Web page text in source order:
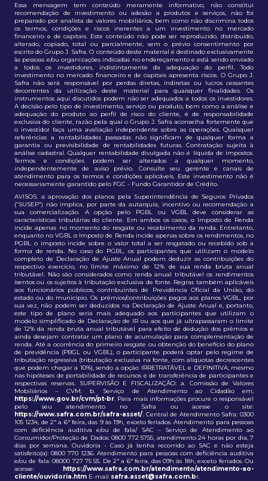
Essa mensagem tem conteúdo meramente informativo, não constitui
recomendação de investimento ou adesão a produtos e serviços, não foi
preparado por analista de valores mobiliários, bem como não discrimina todos
os termos, condições e riscos inerentes a um investimento no mercado
financeiro e de capitais. Este conteúdo não pode ser reproduzido, distribuído,
alterado, copiado, total ou parcialmente, sem o prévio consentimento por
escrito do Grupo J. Safra. O conteúdo deste material é destinado exclusivamente
às pessoas e/ou organizações indicadas no endereçamento e está sendo enviado
a todos os investidores, indistintamente da adequação do perfil. Todo
investimento no mercado financeiro e de capitais apresenta riscos. O Grupo J.
Safra não será responsável por perdas diretas, indiretas ou lucros cessantes
decorrentes da utilização deste material para quaisquer finalidades. Os
instrumentos aqui discutidos podem não ser adequados a todos os investidores.
A decisão pelo tipo de investimento, serviço ou produto, bem como a análise e
adequação do produto ao perfil de risco do cliente, é de responsabilidade
exclusiva do cliente, razão pela qual o Grupo J. Safra aconselha fortemente que
o investidor faça uma avaliação independente sobre as operações. Quaisquer
referências a rentabilidades passadas não significam de qualquer forma a
garantia ou previsibilidade de rentabilidades futuras. Contratação sujeita à
análise cadastral. Qualquer rentabilidade divulgada não é líquida de impostos.
Termos e condições podem ser alterados a qualquer momento,
independentemente de aviso prévio. Consulte seu gerente e canais de
atendimento para os termos e condições aplicáveis. Este investimento não é
necessariamente garantido pelo FGC - Fundo Garantidor de Crédito.
AVISOS: a aprovação dos planos pela Superintendência de Seguros Privados
(“SUSEP”) não implica, por parte da autarquia, incentivo ou recomendação a
sua comercialização. A opção pelo PGBL ou VGBL deve considerar as
características tributárias do cliente. Em ambos os casos, o Imposto de Renda
incide apenas no momento do resgate ou recebimento da renda. Entretanto,
enquanto no VGBL o Imposto de Renda incide apenas sobre os rendimentos, no
PGBL o imposto incide sobre o valor total a ser resgatado ou recebido sob a
forma de renda. No caso do PGBL, os participantes que utilizam o modelo
completo de Declaração de Ajuste Anual podem deduzir as contribuições do
respectivo exercício, no limite máximo de 12% de sua renda bruta anual
tributável. Não são considerados como renda anual tributável os rendimentos
isentos ou os sujeitos à tributação exclusiva de fonte. Regras também aplicáveis
aos funcionários públicos, contribuintes de Previdência Oficial da União, do
estado ou do município. Os prêmios/contribuições pagos aos planos VGBL, por
sua vez, não podem ser deduzidos na Declaração de Ajuste Anual e, portanto,
este tipo de plano seria mais adequado aos participantes que utilizam o
modelo simplificado de Declaração de IR ou aos que já ultrapassaram o limite
de 12% da renda bruta anual tributável para efeito de dedução dos prêmios e
ainda desejam contratar um plano de acumulação para complementação de
renda. Até a ocorrência do primeiro resgate ou obtenção do benefício do plano
de previdência (PBGL ou VGBL), o participante poderá optar pelo regime de
tributação regressiva (tributação exclusiva na fonte, com alíquotas decrescentes
que podem chegar a 10%), sendo a opção IRRETRATÁVEL e DEFINITIVA, mesmo
nas hipóteses de portabilidade de recursos e de transferência de participantes e
respectivas reservas. SUPERVISÃO E FISCALIZAÇÃO: a. Comissão de Valores
Mobiliários – CVM. b. Serviço de Atendimento ao Cidadão em;
https://www.gov.br/cvm/pt-br. Para mais informações procure o responsável
pelo seu atendimento no Safra ou acesse o site:
https://www.safra.com.br/safra-asset/. Central de Atendimento Safra: 0300
105 1234, de 2ª a 6ª feira, das 9 às 19h, exceto feriados. Atendimento para pessoas
com deficiência auditiva e/ou de fala/ SAC – Serviço de Atendimento ao
Consumidor/Proteção de Dados: 0800 772 5755, atendimento 24 horas por dia, 7
dias por semana. Ouvidoria - Caso já tenha recorrido ao SAC e não esteja
satisfeito(a): 0800 770 1236. Atendimento para pessoas com deficiência auditiva
e/ou de fala: 08000 727 75 55. De 2ª a 6ª feira, das 09h às 18h, exceto feriados. Ou
acesse: https://www.safra.com.br/atendimento/atendimento-ao-
cliente/ouvidoria.htm E-mail safra.asset@safra.com.br.